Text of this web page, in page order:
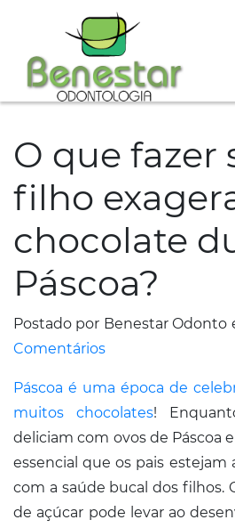
A
Clínica
Especialidades
Tratamentos
Depoimentos
Dicas
Saúde
Fale
Conosco
O que fazer
filho
chocolate
Páscoa?
Postado por Benestar Odonto
Comentários
Páscoa é uma época de
muitos chocolates!
deliciam com ovos de Páscoa
essencial que os pais estejam
com a saúde bucal dos filhos.
de açúcar pode levar ao